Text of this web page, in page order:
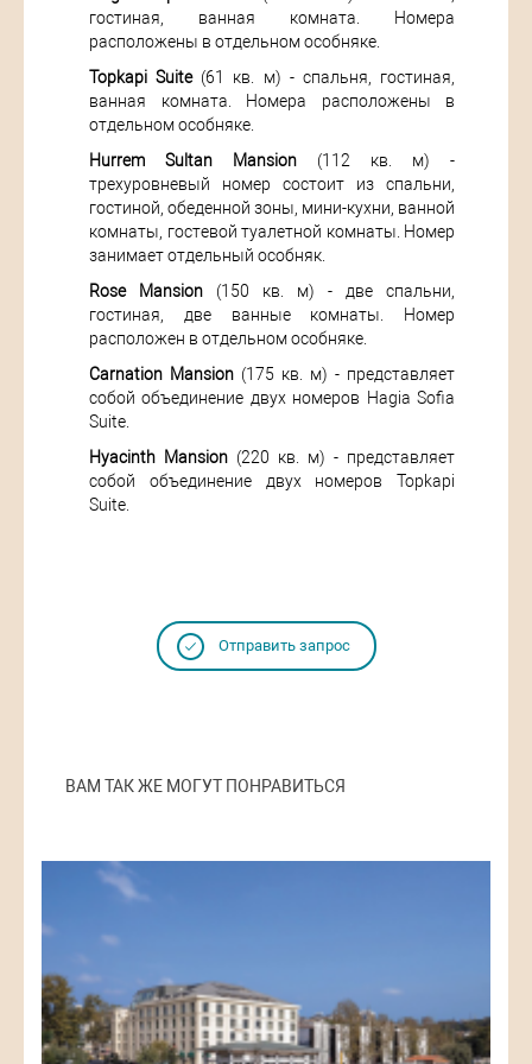
гостиная, ванная комната. Номера
расположены в отдельном особняке.
Topkapi Suite(61 кв. м) - спальня, гостиная,
ванная комната. Номера расположены в
отдельном особняке.
Hurrem Sultan Mansion (112 кв. м) -
трехуровневый номер состоит из спальни,
гостиной, обеденной зоны, мини-кухни, ванной
комнаты, гостевой туалетной комнаты. Номер
занимает отдельный особняк.
Rose Mansion (150 кв. м) - две спальни,
гостиная, две ванные комнаты. Номер
расположен в отдельном особняке.
Carnation Mansion (175 кв. м) - представляет
собой объединение двух номеров Hagia Sofia
Suite.
Hyacinth Mansion (220 кв. м) - представляет
собой объединение двух номеров Topkapi
Suite.
Отправить запрос
ВАМ ТАК ЖЕ МОГУТ ПОНРАВИТЬСЯ